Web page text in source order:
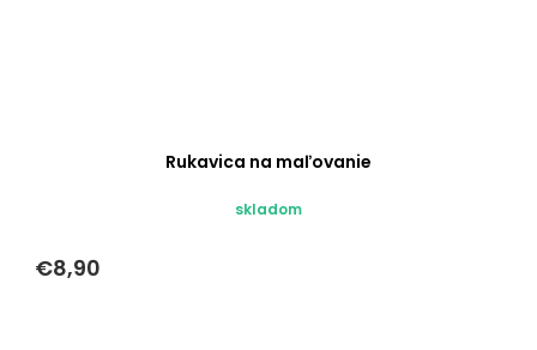
Rukavica na maľovanie
skladom
€8,90